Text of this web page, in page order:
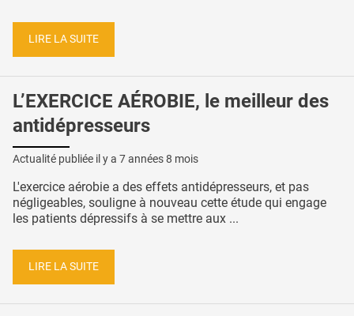
LIRE LA SUITE
L’EXERCICE AÉROBIE, le meilleur des
antidépresseurs
Actualité publiée il y a 7 années 8 mois
L'exercice aérobie a des effets antidépresseurs, et pas
négligeables, souligne à nouveau cette étude qui engage
les patients dépressifs à se mettre aux ...
LIRE LA SUITE